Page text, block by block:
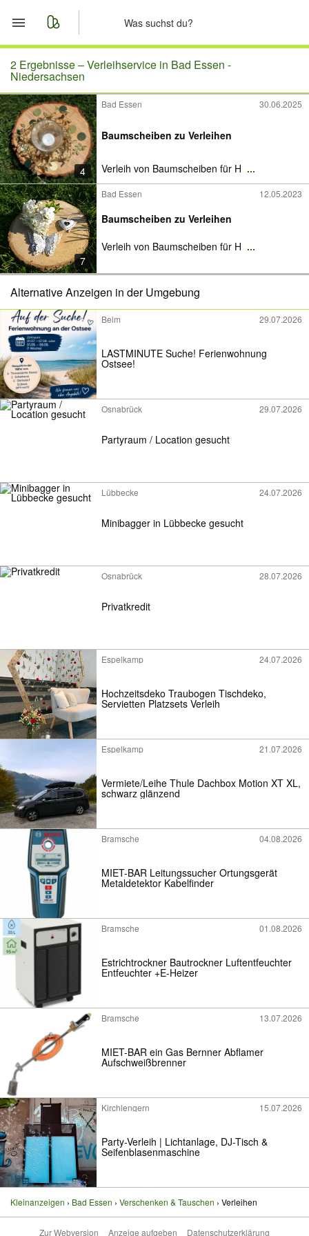
Start
Merkliste
Nachrichten
Anzeige aufgeben
2 Ergebnisse –Verleihservice in Bad Essen -
Niedersachsen
4
Bad Essen 30.06.2025
Baumscheiben zu Verleihen
Verleih von Baumscheiben für H ...
7
Bad Essen 12.05.2023
Baumscheiben zu Verleihen
Verleih von Baumscheiben für H ...
Alternative Anzeigen in der Umgebung
Belm 29.07.2026
LASTMINUTE Suche! Ferienwohnung
Ostsee!
Osnabrück 29.07.2026
Partyraum / Location gesucht
Lübbecke 24.07.2026
Minibagger in Lübbecke gesucht
Osnabrück 28.07.2026
Privatkredit
Espelkamp 24.07.2026
Hochzeitsdeko Traubogen Tischdeko,
Servietten Platzsets Verleih
Espelkamp 21.07.2026
Vermiete/Leihe Thule Dachbox Motion XT XL,
schwarz glänzend
Bramsche 04.08.2026
MIET-BAR Leitungssucher Ortungsgerät
Metaldetektor Kabelfinder
Bramsche 01.08.2026
Estrichtrockner Bautrockner Luftentfeuchter
Entfeuchter +E-Heizer
Bramsche 13.07.2026
MIET-BAR ein Gas Bernner Abflamer
Aufschweißbrenner
Kirchlengern 15.07.2026
Party-Verleih | Lichtanlage, DJ-Tisch &
Seifenblasenmaschine
Kleinanzeigen Bad Essen Verschenken & Tauschen Verleihen
Zur Webversion Anzeige aufgeben Datenschutzerklärung